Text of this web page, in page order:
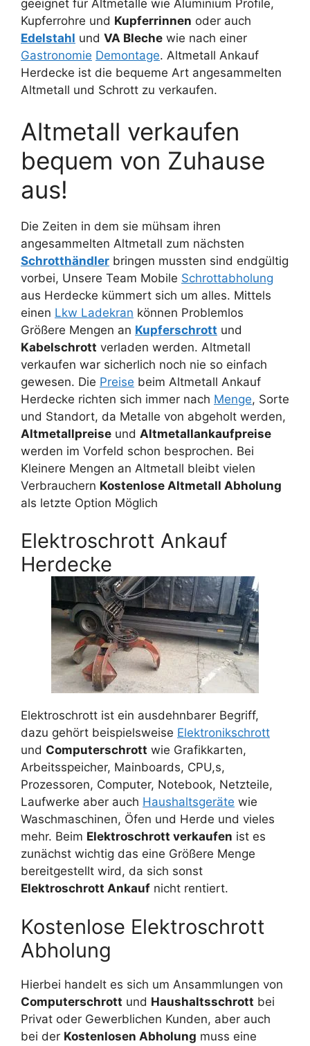
geeignet für Altmetalle wie Aluminium Profile,
Kupferrohre und Kupferrinnen oder auch
Edelstahl und VA Bleche wie nach einer
Gastronomie Demontage. Altmetall Ankauf
Herdecke ist die bequeme Art angesammelten
Altmetall und Schrott zu verkaufen.
Altmetall verkaufen
bequem von Zuhause
aus!
Die Zeiten in dem sie mühsam ihren
angesammelten Altmetall zum nächsten
Schrotthändler bringen mussten sind endgültig
vorbei, Unsere Team Mobile Schrottabholung
aus Herdecke kümmert sich um alles. Mittels
einen Lkw Ladekran können Problemlos
Größere Mengen an Kupferschrott und
Kabelschrott verladen werden. Altmetall
verkaufen war sicherlich noch nie so einfach
gewesen. Die Preise beim Altmetall Ankauf
Herdecke richten sich immer nach Menge, Sorte
und Standort, da Metalle von abgeholt werden,
Altmetallpreise und Altmetallankaufpreise
werden im Vorfeld schon besprochen. Bei
Kleinere Mengen an Altmetall bleibt vielen
Verbrauchern Kostenlose Altmetall Abholung
als letzte Option Möglich
Elektroschrott Ankauf
Herdecke
Elektroschrott ist ein ausdehnbarer Begriff,
dazu gehört beispielsweise Elektronikschrott
und Computerschrott wie Grafikkarten,
Arbeitsspeicher, Mainboards, CPU,s,
Prozessoren, Computer, Notebook, Netzteile,
Laufwerke aber auch Haushaltsgeräte wie
Waschmaschinen, Öfen und Herde und vieles
mehr. Beim Elektroschrott verkaufen ist es
zunächst wichtig das eine Größere Menge
bereitgestellt wird, da sich sonst
Elektroschrott Ankauf nicht rentiert.
Kostenlose Elektroschrott
Abholung
Hierbei handelt es sich um Ansammlungen von
Computerschrott und Haushaltsschrott bei
Privat oder Gewerblichen Kunden, aber auch
bei der Kostenlosen Abholung muss eine